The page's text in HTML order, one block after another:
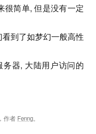
很简单, 但是没有一定
到了如梦幻一般高性
器, 大陆用户访问的
，作者 Fenng。